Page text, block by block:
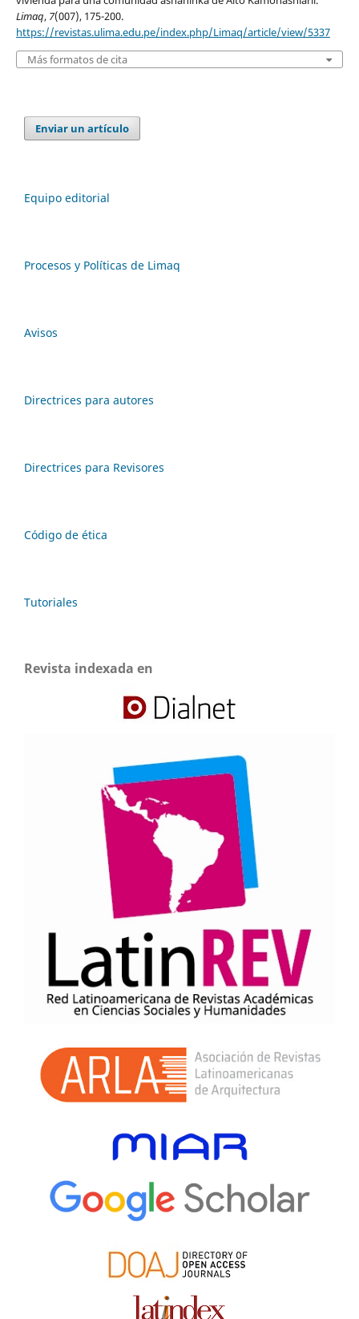
Limaq, 7(007), 175-200.
https://revistas.ulima.edu.pe/index.php/Limaq/article/view/5337
Más formatos de cita
Enviar un artículo
Equipo editorial
Procesos y Políticas de Limaq
Avisos
Directrices para autores
Directrices para Revisores
Código de ética
Tutoriales
Revista indexada en